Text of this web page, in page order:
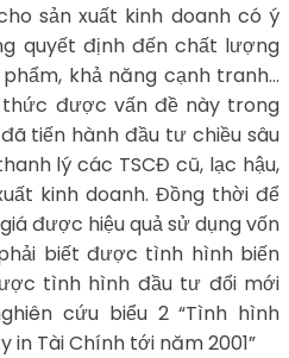
sản xuất kinh doanh có ý
quyết định đến chất lượng
khả năng cạnh tranh…
thức được vấn đề này trong
tiến hành đầu tư chiều sâu
lý các TSCĐ cũ, lạc hậu,
kinh doanh. Đồng thời để
được hiệu quả sử dụng vốn
biết được tình hình biến
tình hình đầu tư đổi mới
cứu biểu 2 “Tình hình
Tài Chính tới năm 2001”